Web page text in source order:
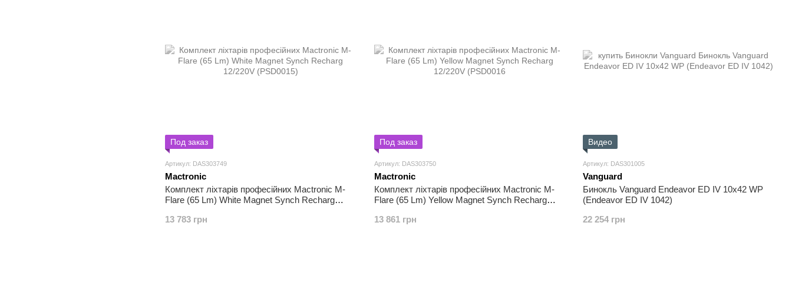
Под заказ
Артикул: DAS303749
Mactronic
Комплект ліхтарів професійних Mactronic M-
Flare (65 Lm) White Magnet Synch Recharg
13 783 грн
Под заказ
Артикул: DAS303750
Mactronic
Комплект ліхтарів професійних Mactronic M-
Flare (65 Lm) Yellow Magnet Synch Recharg
13 861 грн
Видео
Артикул: DAS301005
Vanguard
Бинокль Vanguard Endeavor ED IV 10x42 WP
(Endeavor ED IV 1042)
22 254 грн